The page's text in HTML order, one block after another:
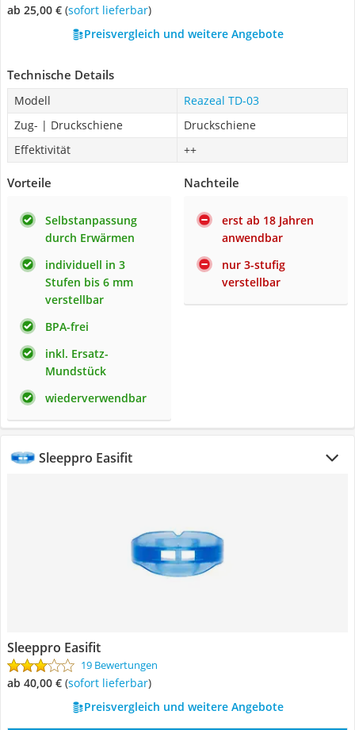
ab 25,00 € ( Sofort lieferbar)
Preisvergleich und weitere Angebote
Technische Details
Modell
Reazeal TD-03
Zug- | Druckschiene
Druckschiene
Effektivität
++
Vorteile
Selbstanpassung
durch Erwärmen
individuell in 3
Stufen bis 6 mm
verstellbar
BPA-frei
inkl. Ersatz-
Mundstück
wiederverwendbar
Nachteile
erst ab 18 Jahren
anwendbar
nur 3-stufig
verstellbar
Sleeppro Easifit
Sleeppro Easifit
19 Bewertungen
ab 40,00 € ( Sofort lieferbar)
Preisvergleich und weitere Angebote